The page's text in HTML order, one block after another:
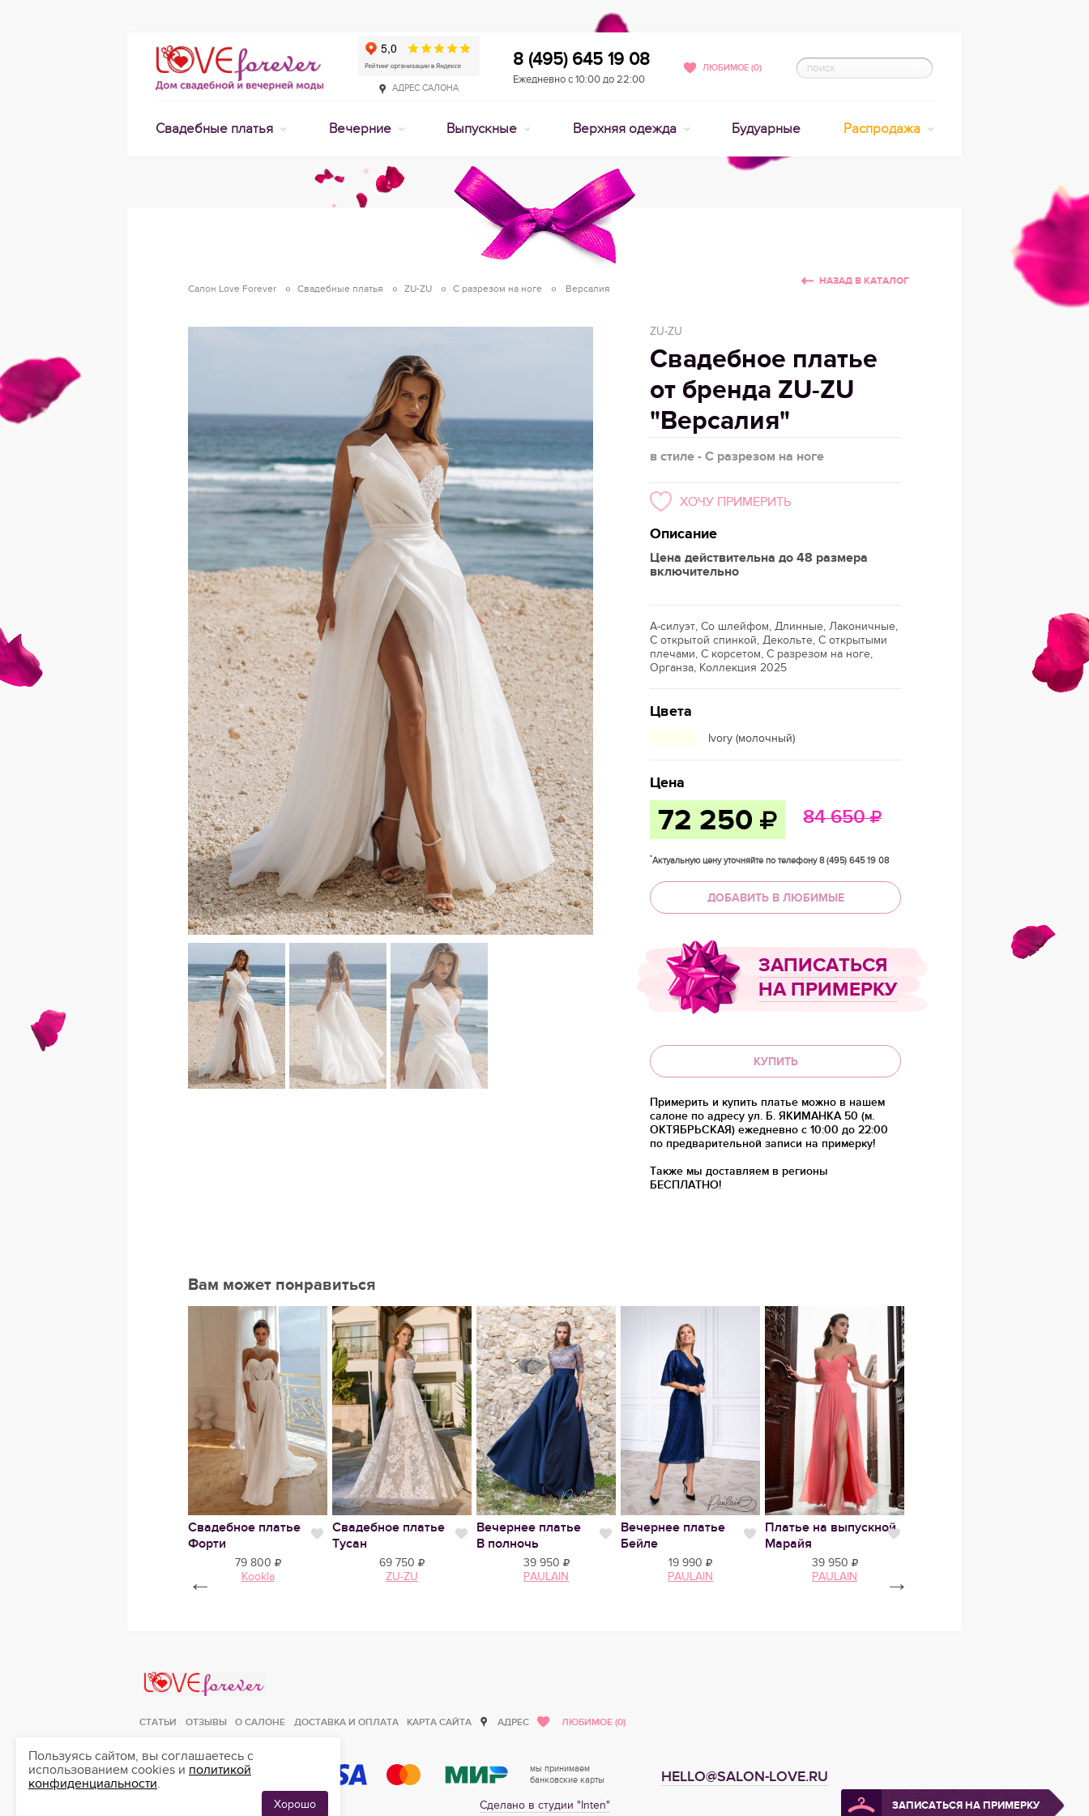
АДРЕС САЛОНА
8 (495) 645 19 08
Ежедневно с 10:00 до 22:00
ЛЮБИМОЕ (0)
Свадебные платья Вечерние Выпускные Верхняя одежда Будуарные Распродажа
ЗАПИСАТЬСЯ НА ПРИМЕРКУ
0
ЛЮБИМЫЕ
НАЗАД В КАТАЛОГ
Салон Love Forever Свадебные платья ZU-ZU С разрезом на ноге Версалия
ZU-ZU
Свадебное платье
от бренда ZU-ZU
"Версалия"
в стиле - С разрезом на ноге
ХОЧУ ПРИМЕРИТЬ
Описание
Цена действительна до 48 размера
включительно
А-силуэт, Со шлейфом, Длинные, Лаконичные,
С открытой спинкой, Декольте, С открытыми
плечами, С корсетом, С разрезом на ноге,
Органза, Коллекция 2025
Цвета
Ivory (молочный)
Цена
72 250 84 650
*Актуальную цену уточняйте по телефону 8 (495) 645 19 08
ДОБАВИТЬ В ЛЮБИМЫЕ
ЗАПИСАТЬСЯ
НА ПРИМЕРКУ
КУПИТЬ
Примерить и купить платье можно в нашем
салоне по адресу ул. Б. ЯКИМАНКА 50 (м.
ОКТЯБРЬСКАЯ) ежедневно с 10:00 до 22:00
по предварительной записи на примерку!
Также мы доставляем в регионы
БЕСПЛАТНО!
Вам может понравиться
Нравится
Свадебное платье
Форти
Нравится
79 800
Kookla
Свадебное платье
Тусан
Нравится
69 750
ZU-ZU
Вечернее платье
В полночь
Нравится
39 950
PAULAIN
Вечернее платье
Бейле
Нравится
19 990
PAULAIN
Платье на выпускной
Марайя
39 950
PAULAIN
← →
СТАТЬИ ОТЗЫВЫ О САЛОНЕ ДОСТАВКА И ОПЛАТА КАРТА САЙТА АДРЕС ЛЮБИМОЕ (0)
мы принимаем
банковские карты
HELLO@SALON-LOVE.RU
Сделано в студии "Inten"
Пользуясь сайтом, вы соглашаетесь с
использованием cookies и политикой
конфиденциальности.
Хорошо